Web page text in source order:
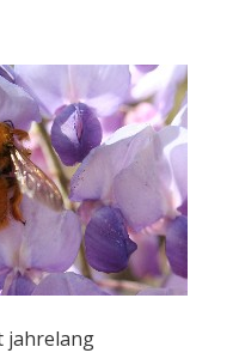
jahrelang